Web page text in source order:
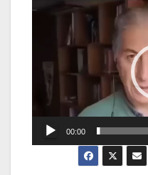
Reproductor
00:00